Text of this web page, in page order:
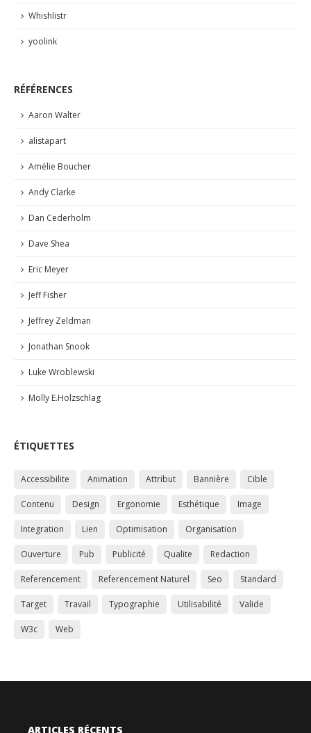
Whishlistr
yoolink
RÉFÉRENCES
Aaron Walter
alistapart
Amélie Boucher
Andy Clarke
Dan Cederholm
Dave Shea
Eric Meyer
Jeff Fisher
Jeffrey Zeldman
Jonathan Snook
Luke Wroblewski
Molly E.Holzschlag
ÉTIQUETTES
Accessibilite Animation Attribut Bannière Cible
Contenu Design Ergonomie Esthétique Image
Integration Lien Optimisation Organisation
Ouverture Pub Publicité Qualite Redaction
Referencement Referencement Naturel Seo Standard
Target Travail Typographie Utilisabilité Valide
W3c Web
ARTICLES RÉCENTS